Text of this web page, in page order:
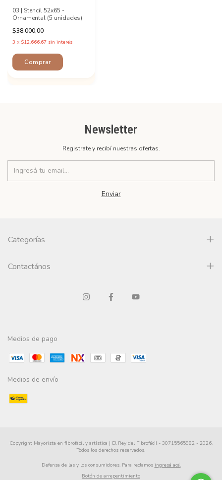
03 | Stencil 52x65 -
Ornamental (5 unidades)
$38.000,00
3 x $12.666,67 sin interés
Newsletter
Registrate y recibí nuestras ofertas.
Categorías
Contactános
Medios de pago
Medios de envío
Copyright Mayorista en fibrofácil y artística | El Rey del Fibrofácil - 30715565982 - 2026.
Todos los derechos reservados.
Defensa de las y los consumidores. Para reclamos ingresá acá.
Botón de arrepentimiento